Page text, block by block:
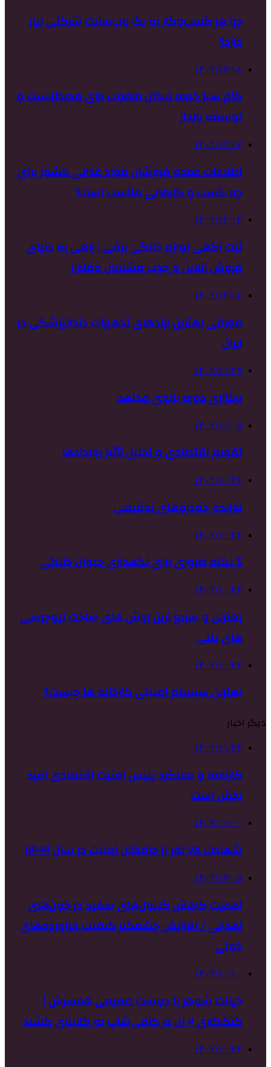
چرا هر کسب‌وکار به یک وب‌سایت شرکتی نیاز
دارد؟
۱۴۰۲/۱۲/۱۸
گام سبز خیریه نیکان ماموت برای محیط‌زیست و
توسعه پایدار
۱۴۰۲/۱۲/۱۷
اطلاعات عمده فروشان مواد غذایی کشور برای
چه کسب و کارهایی مناسب است؟
۱۴۰۲/۱۲/۱۴
ثبت آگهی لوازم خانگی برقی : راهی به دنیای
فروش آنلاین و جذب مشتریان وفادار
۱۴۰۲/۱۲/۱۲
معرفی بهترین برندهای تجهیزات دندانپزشکی در
ایران
۱۴۰۲/۱۱/۲۹
برگزاری دوره بانوی مجاهد
۱۴۰۲/۱۱/۰۵
تقویم اقتصادی و تحلیل تأثیر رویدادها
۱۴۰۲/۱۰/۲۶
مزایده خودروهای توقیفی
۱۴۰۲/۱۰/۲۶
5 نکته ضروری برای نگهداری حیوان خانگی
۱۴۰۲/۱۰/۲۳
بهترین و سریع ترین روش های ساخت نیوجرسی
های بتنی
۱۴۰۲/۱۰/۲۲
بهترین سیستم امنیتی کارخانه ها چیست؟
دیگر اخبار
۱۴۰۲/۱۱/۲۳
کارنامه و عملکرد پلیس امنیت اقتصادی امید
بخش است
۱۴۰۳/۰۱/۰۰
شهادت ۷۵ نفر از حافظان امنیت در سال ۱۴۰۳
۱۴۰۲/۱۲/۰۵
اهمیت کاهش گلبول‌های سفید در خون‌های
اهدایی / افزایش چشمگیر کیفیت فرآورده‌های
خونی
۱۴۰۳/۱۰/۱۰
خیانت شوهر با دوست صمیمی همسرش |
کتک‌کاری ۲ زن در کافی‌شاپ به کلانتری کشید
۱۴۰۲/۱۰/۲۴